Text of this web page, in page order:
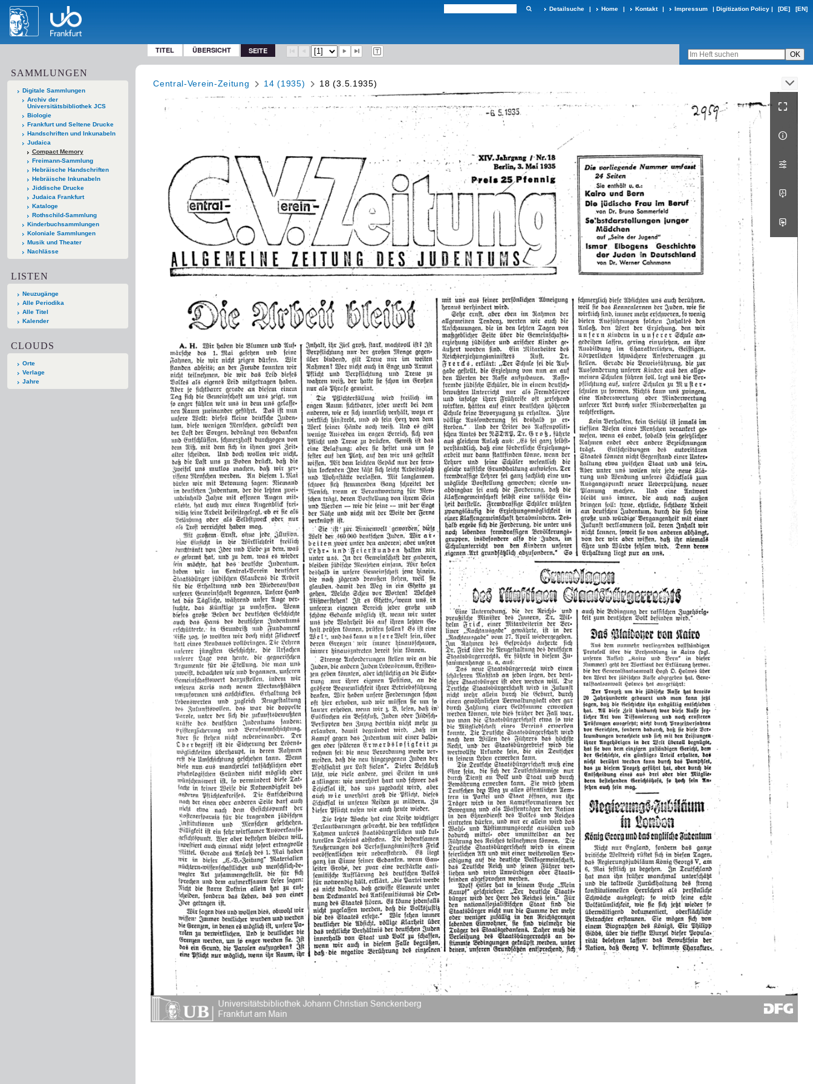
Detailsuche | Home | Kontakt | Impressum | Digitization Policy | [DE] [EN]
TITEL ÜBERSICHT SEITE
SAMMLUNGEN
Digitale Sammlungen
Archiv der
Universitätsbibliothek JCS
Biologie
Frankfurt und Seltene Drucke
Handschriften und Inkunabeln
Judaica
Compact Memory
Freimann-Sammlung
Hebräische Handschriften
Hebräische Inkunabeln
Jiddische Drucke
Judaica Frankfurt
Kataloge
Rothschild-Sammlung
Kinderbuchsammlungen
Koloniale Sammlungen
Musik und Theater
Nachlässe
LISTEN
Neuzugänge
Alle Periodika
Alle Titel
Kalender
CLOUDS
Orte
Verlage
Jahre
Central-Verein-Zeitung 14 (1935) 18 (3.5.1935)